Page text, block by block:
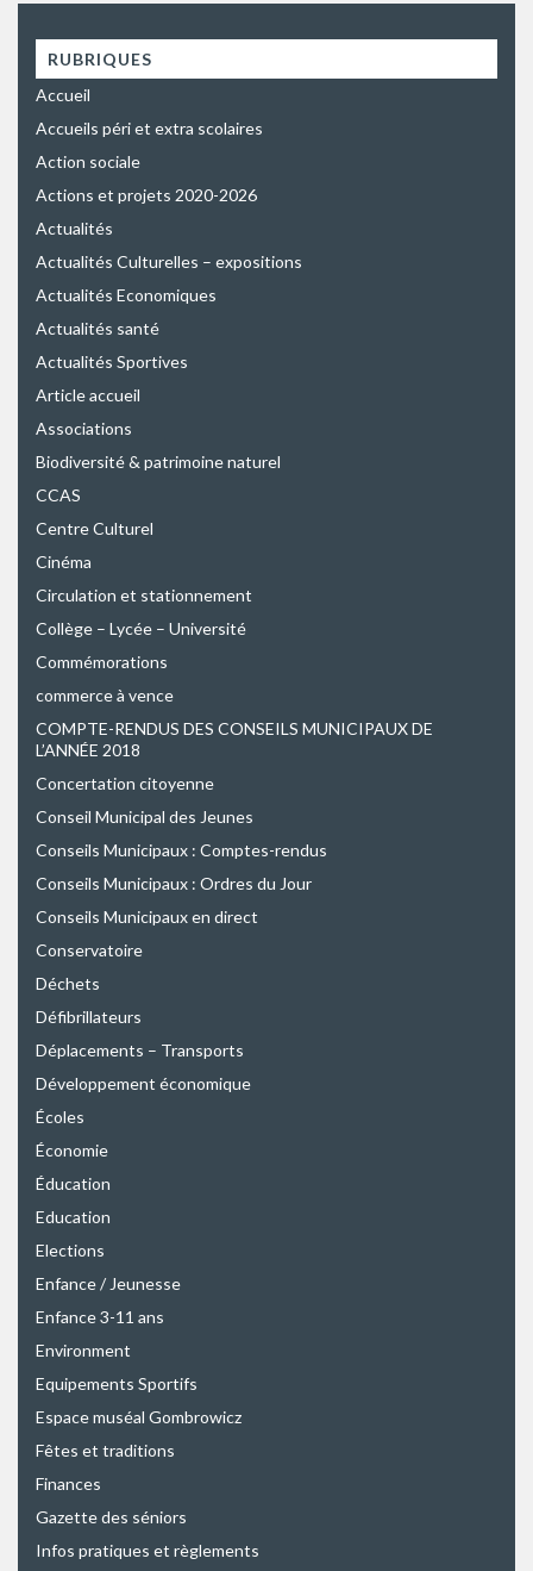
RUBRIQUES
Accueil
Accueils péri et extra scolaires
Action sociale
Actions et projets 2020-2026
Actualités
Actualités Culturelles – expositions
Actualités Economiques
Actualités santé
Actualités Sportives
Article accueil
Associations
Biodiversité & patrimoine naturel
CCAS
Centre Culturel
Cinéma
Circulation et stationnement
Collège – Lycée – Université
Commémorations
commerce à vence
COMPTE-RENDUS DES CONSEILS MUNICIPAUX DE
L’ANNÉE 2018
Concertation citoyenne
Conseil Municipal des Jeunes
Conseils Municipaux : Comptes-rendus
Conseils Municipaux : Ordres du Jour
Conseils Municipaux en direct
Conservatoire
Déchets
Défibrillateurs
Déplacements – Transports
Développement économique
Écoles
Économie
Éducation
Education
Elections
Enfance / Jeunesse
Enfance 3-11 ans
Environment
Equipements Sportifs
Espace muséal Gombrowicz
Fêtes et traditions
Finances
Gazette des séniors
Infos pratiques et règlements